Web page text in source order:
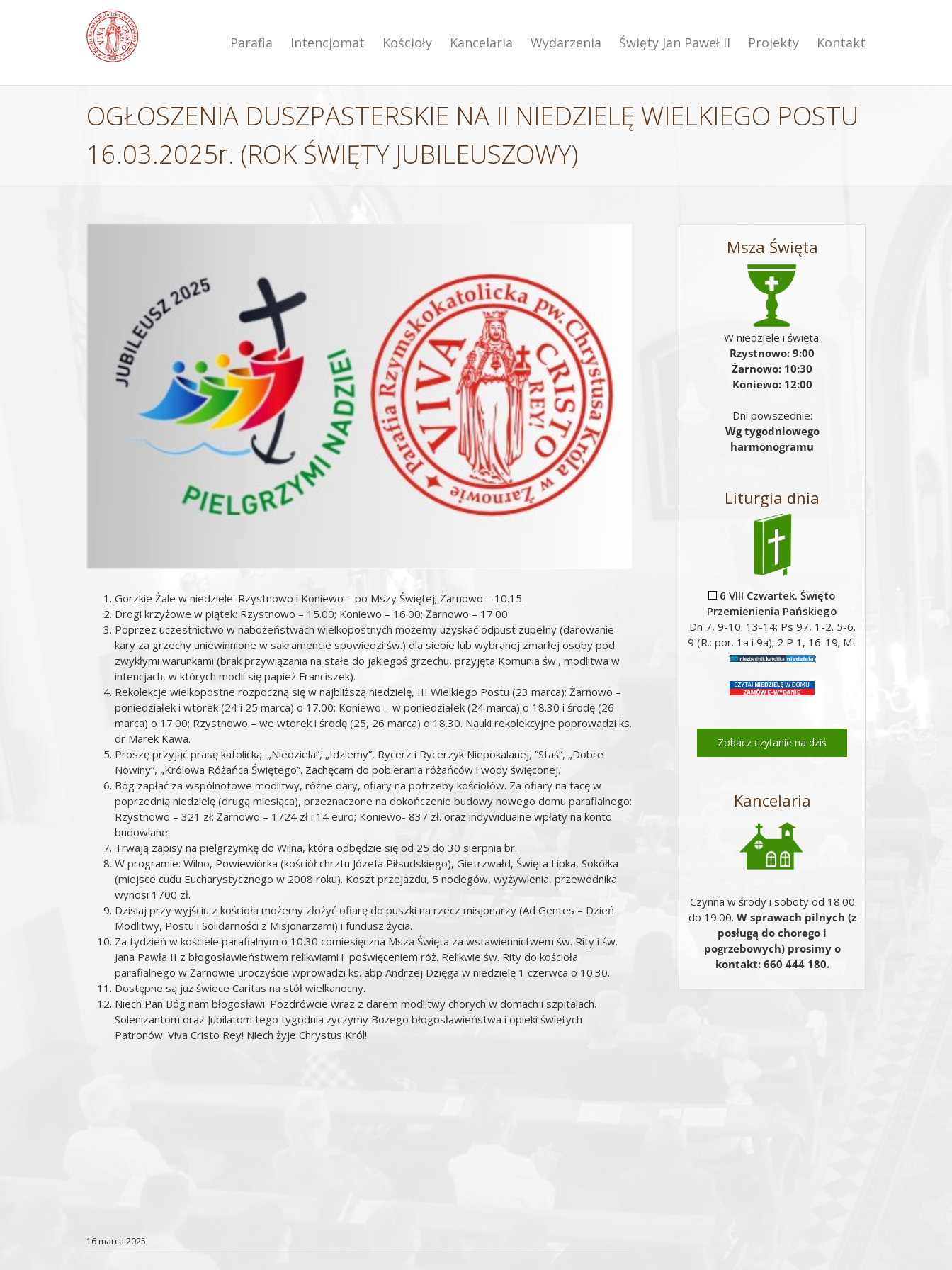
Parafia Intencjomat Kościoły Kancelaria Wydarzenia Święty Jan Paweł II Projekty Kontakt
OGŁOSZENIA DUSZPASTERSKIE NA II NIEDZIELĘ WIELKIEGO POSTU
16.03.2025r. (ROK ŚWIĘTY JUBILEUSZOWY)
Gorzkie Żale w niedziele: Rzystnowo i Koniewo – po Mszy Świętej; Żarnowo – 10.15.
Drogi krzyżowe w piątek: Rzystnowo – 15.00; Koniewo – 16.00; Żarnowo – 17.00.
Poprzez uczestnictwo w nabożeństwach wielkopostnych możemy uzyskać odpust zupełny (darowanie
kary za grzechy uniewinnione w sakramencie spowiedzi św.) dla siebie lub wybranej zmarłej osoby pod
zwykłymi warunkami (brak przywiązania na stałe do jakiegoś grzechu, przyjęta Komunia św., modlitwa w
intencjach, w których modli się papież Franciszek).
Rekolekcje wielkopostne rozpoczną się w najbliższą niedzielę, III Wielkiego Postu (23 marca): Żarnowo –
poniedziałek i wtorek (24 i 25 marca) o 17.00; Koniewo – w poniedziałek (24 marca) o 18.30 i środę (26
marca) o 17.00; Rzystnowo – we wtorek i środę (25, 26 marca) o 18.30. Nauki rekolekcyjne poprowadzi ks.
dr Marek Kawa.
Proszę przyjąć prasę katolicką: „Niedziela”, „Idziemy”, Rycerz i Rycerzyk Niepokalanej, ”Staś”, „Dobre
Nowiny”, „Królowa Różańca Świętego”. Zachęcam do pobierania różańców i wody święconej.
Bóg zapłać za wspólnotowe modlitwy, różne dary, ofiary na potrzeby kościołów. Za ofiary na tacę w
poprzednią niedzielę (drugą miesiąca), przeznaczone na dokończenie budowy nowego domu parafialnego:
Rzystnowo – 321 zł; Żarnowo – 1724 zł i 14 euro; Koniewo- 837 zł. oraz indywidualne wpłaty na konto
budowlane.
Trwają zapisy na pielgrzymkę do Wilna, która odbędzie się od 25 do 30 sierpnia br.
W programie: Wilno, Powiewiórka (kościół chrztu Józefa Piłsudskiego), Gietrzwałd, Święta Lipka, Sokółka
(miejsce cudu Eucharystycznego w 2008 roku). Koszt przejazdu, 5 noclegów, wyżywienia, przewodnika
wynosi 1700 zł.
Dzisiaj przy wyjściu z kościoła możemy złożyć ofiarę do puszki na rzecz misjonarzy (Ad Gentes – Dzień
Modlitwy, Postu i Solidarności z Misjonarzami) i fundusz życia.
Za tydzień w kościele parafialnym o 10.30 comiesięczna Msza Święta za wstawiennictwem św. Rity i św.
Jana Pawła II z błogosławieństwem relikwiami i poświęceniem róż. Relikwie św. Rity do kościoła
parafialnego w Żarnowie uroczyście wprowadzi ks. abp Andrzej Dzięga w niedzielę 1 czerwca o 10.30.
Dostępne są już świece Caritas na stół wielkanocny.
Niech Pan Bóg nam błogosławi. Pozdrówcie wraz z darem modlitwy chorych w domach i szpitalach.
Solenizantom oraz Jubilatom tego tygodnia życzymy Bożego błogosławieństwa i opieki świętych
Patronów. Viva Cristo Rey! Niech żyje Chrystus Król!
16 marca 2025
Msza Święta
W niedziele i święta:
Rzystnowo: 9:00
Żarnowo: 10:30
Koniewo: 12:00
Dni powszednie:
Wg tygodniowego
harmonogramu
Liturgia dnia
6 VIII Czwartek. Święto
Przemienienia Pańskiego
Dn 7, 9-10. 13-14; Ps 97, 1-2. 5-6.
9 (R.: por. 1a i 9a); 2 P 1, 16-19; Mt
17, 5c; Mt 17, 1-9;
Zobacz czytanie na dziś
Kancelaria
Czynna w środy i soboty od 18.00
do 19.00. W sprawach pilnych (z
posługą do chorego i
pogrzebowych) prosimy o
kontakt: 660 444 180.